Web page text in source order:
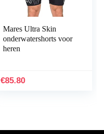
Mares Ultra Skin
onderwatershorts voor
heren
€85.80